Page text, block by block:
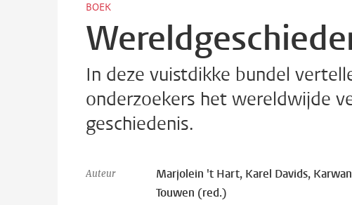
BOEK
In deze vuistdikke bundel
onderzoekers het wereldwijde
geschiedenis.
Auteur
Marjolein 't Hart, Karel Davids,
Touwen (red.)